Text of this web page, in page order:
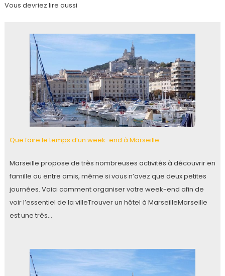
Vous devriez lire aussi
Que faire le temps d’un week-end à Marseille
Marseille propose de très nombreuses activités à découvrir en
famille ou entre amis, même si vous n’avez que deux petites
journées. Voici comment organiser votre week-end afin de
voir l’essentiel de la villeTrouver un hôtel à MarseilleMarseille
est une très…